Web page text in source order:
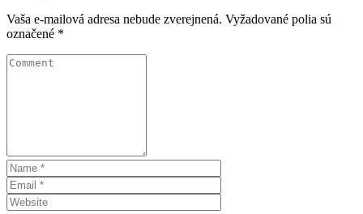
Vaša e-mailová adresa nebude zverejnená. Vyžadované polia sú
označené *